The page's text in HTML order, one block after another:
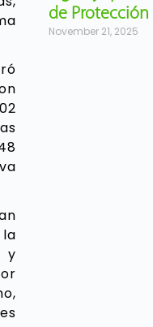
y
de Protección
November 21, 2025